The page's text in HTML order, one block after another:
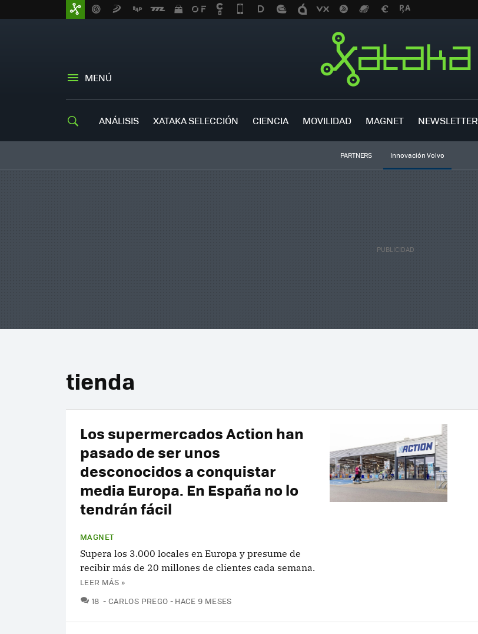
MENÚ
ANÁLISIS XATAKA SELECCIÓN CIENCIA MOVILIDAD MAGNET NEWSLETTER
PARTNERS Innovación Volvo
tienda
Los supermercados Action han
pasado de ser unos
desconocidos a conquistar
media Europa. En España no lo
tendrán fácil
MAGNET
Supera los 3.000 locales en Europa y presume de
recibir más de 20 millones de clientes cada semana.
LEER MÁS »
18 COMENTARIOS
CARLOS PREGO HACE 9 MESES